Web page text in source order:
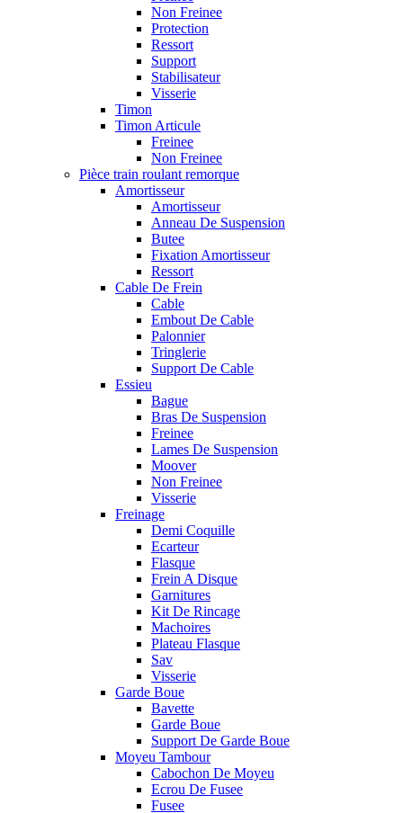
Non Freinee
Protection
Ressort
Support
Stabilisateur
Visserie
Timon
Timon Articule
Freinee
Non Freinee
Pièce train roulant remorque
Amortisseur
Amortisseur
Anneau De Suspension
Butee
Fixation Amortisseur
Ressort
Cable De Frein
Cable
Embout De Cable
Palonnier
Tringlerie
Support De Cable
Essieu
Bague
Bras De Suspension
Freinee
Lames De Suspension
Moover
Non Freinee
Visserie
Freinage
Demi Coquille
Ecarteur
Flasque
Frein A Disque
Garnitures
Kit De Rincage
Machoires
Plateau Flasque
Sav
Visserie
Garde Boue
Bavette
Garde Boue
Support De Garde Boue
Moyeu Tambour
Cabochon De Moyeu
Ecrou De Fusee
Fusee